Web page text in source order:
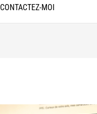
CONTACTEZ-MOI